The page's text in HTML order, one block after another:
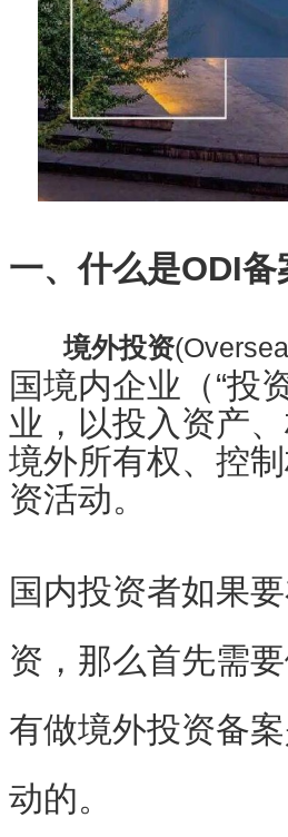
一、什么是ODI备
境外投资
国境内企业（“投
业，以投入资产
境外所有权、控
资活动。
国内投资者如果
资，那么首先需
有做境外投资备
动的。